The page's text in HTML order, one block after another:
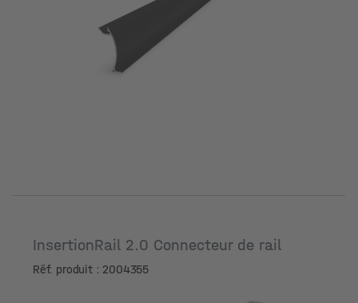
InsertionRail 2.0 Connecteur de rail
Réf. produit : 2004355